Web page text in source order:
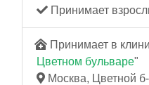
Принимает
Принимает в
Цветном бульваре"
Москва, Цветной